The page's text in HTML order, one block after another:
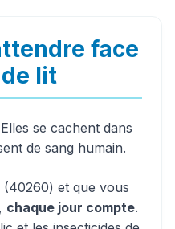
face
lit
se cachent dans
de sang humain.
(40260) et que vous
chaque jour compte.